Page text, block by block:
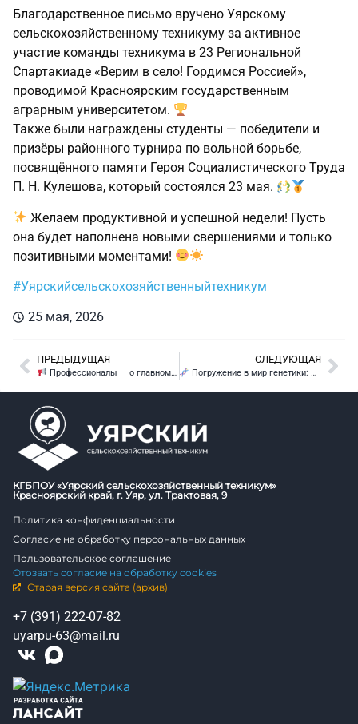
Благодарственное письмо вручено Уярскому
сельскохозяйственному техникуму за активное
участие команды техникума в 23 Региональной
Спартакиаде «Верим в село! Гордимся Россией»,
проводимой Красноярским государственным
аграрным университетом.
Также были награждены студенты — победители и
призёры районного турнира по вольной борьбе,
посвящённого памяти Героя Социалистического Труда
П. Н. Кулешова, который состоялся 23 мая.
Желаем продуктивной и успешной недели! Пусть
она будет наполнена новыми свершениями и только
позитивными моментами!
#Уярскийсельскохозяйственныйтехникум
25 мая, 2026
ПРЕДЫДУЩАЯ
Профессионалы — о главном: семинар по демонстрационному экзамену
СЛЕДУЮЩАЯ
Погружение в мир генетики: юные исследователи из Новопятницкой школы провели эксперимент по выделению ДНК
КГБПОУ «Уярский сельскохозяйственный техникум»
Красноярский край, г. Уяр, ул. Трактовая, 9
Политика конфиденциальности
Согласие на обработку персональных данных
Пользовательское соглашение
Отозвать согласие на обработку cookies
Старая версия сайта (архив)
+7 (391) 222-07-82
uyarpu-63@mail.ru